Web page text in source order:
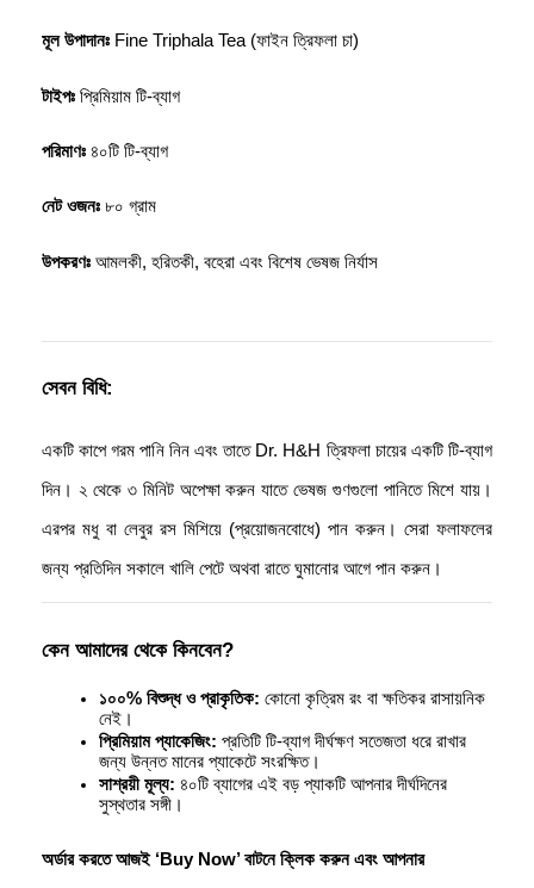
মূল উপাদানঃ Fine Triphala Tea (ফাইন ত্রিফলা চা)
টাইপঃ প্রিমিয়াম টি-ব্যাগ
পরিমাণঃ ৪০টি টি-ব্যাগ
নেট ওজনঃ ৮০ গ্রাম
উপকরণঃ আমলকী, হরিতকী, বহেরা এবং বিশেষ ভেষজ নির্যাস
সেবন বিধি:
একটি কাপে গরম পানি নিন এবং তাতে Dr. H&H ত্রিফলা চায়ের একটি টি-ব্যাগ
দিন। ২ থেকে ৩ মিনিট অপেক্ষা করুন যাতে ভেষজ গুণগুলো পানিতে মিশে যায়।
এরপর মধু বা লেবুর রস মিশিয়ে (প্রয়োজনবোধে) পান করুন। সেরা ফলাফলের
জন্য প্রতিদিন সকালে খালি পেটে অথবা রাতে ঘুমানোর আগে পান করুন।
কেন আমাদের থেকে কিনবেন?
১০০% বিশুদ্ধ ও প্রাকৃতিক: কোনো কৃত্রিম রং বা ক্ষতিকর রাসায়নিক
নেই।
প্রিমিয়াম প্যাকেজিং: প্রতিটি টি-ব্যাগ দীর্ঘক্ষণ সতেজতা ধরে রাখার
জন্য উন্নত মানের প্যাকেটে সংরক্ষিত।
সাশ্রয়ী মূল্য: ৪০টি ব্যাগের এই বড় প্যাকটি আপনার দীর্ঘদিনের
সুস্থতার সঙ্গী।
অর্ডার করতে আজই ‘Buy Now’ বাটনে ক্লিক করুন এবং আপনার